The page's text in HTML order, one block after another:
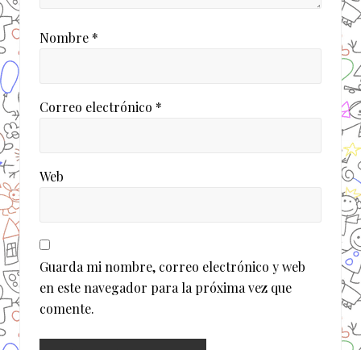
Nombre *
Correo electrónico *
Web
Guarda mi nombre, correo electrónico y web
en este navegador para la próxima vez que
comente.